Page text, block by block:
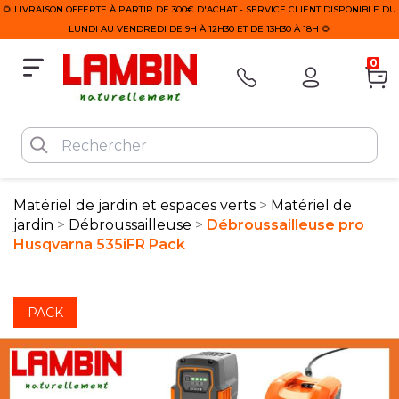
🌻 LIVRAISON OFFERTE À PARTIR DE 300€ D'ACHAT - SERVICE CLIENT DISPONIBLE DU
LUNDI AU VENDREDI DE 9H À 12H30 ET DE 13H30 À 18H 🌻
0
Matériel de jardin et espaces verts
Matériel de
jardin
Débroussailleuse
Débroussailleuse pro
Husqvarna 535iFR Pack
PACK